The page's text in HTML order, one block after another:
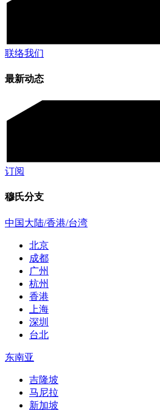
联络我们
最新动态
订阅
穆氏分支
中国大陆/香港/台湾
北京
成都
广州
杭州
香港
上海
深圳
台北
东南亚
吉隆坡
马尼拉
新加坡